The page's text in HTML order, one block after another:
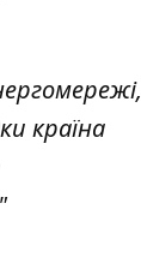
країна